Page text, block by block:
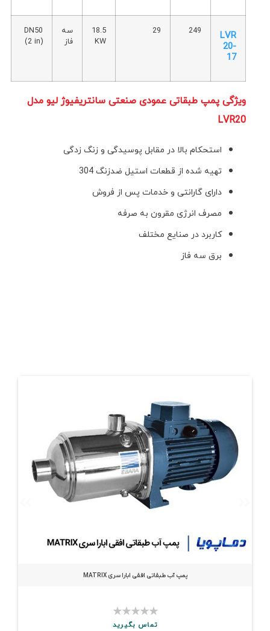
LVR
20-
17
249
29
18.5
KW
سه
فاز
DN50
(2 in)
ویژگی پمپ طبقاتی عمودی صنعتی سانتريفيوژ ليو مدل
LVR20
استحکام بالا در مقابل پوسیدگی و زنگ زدگی
تهیه شده از قطعات استیل ضدزنگ 304
دارای گارانتی و خدمات پس از فروش
مصرف انرژی مقرون به صرفه
کاربرد در صنایع مختلف
برق سه فاز
پمپ آب طبقاتی افقی ابارا سری MATRIX
★
★
★
★
★
تماس بگیرید